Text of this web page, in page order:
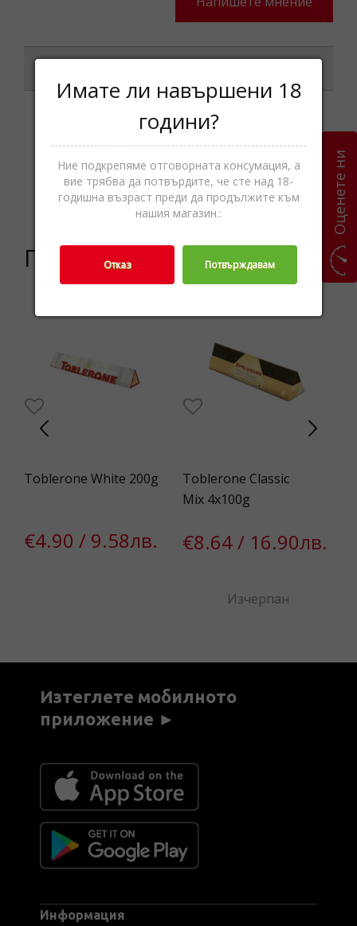
Категории
Шоколади и
бонбони,Захарни
изделия,Храни
Подобни продукти
Toblerone White 200g
€4.90 / 9.58лв.
Toblerone Classic
Mix 4x100g
€8.64 / 16.90лв.
Изчерпан
Изтеглете мобилното
приложение ►
Информация
Оценете ни
Имате ли навършени 18
години?
Ние подкрепяме отговорната консумация, а
вие трябва да потвърдите, че сте над 18-
годишна възраст преди да продължите към
нашия магазин.:
Отказ Потвърждавам